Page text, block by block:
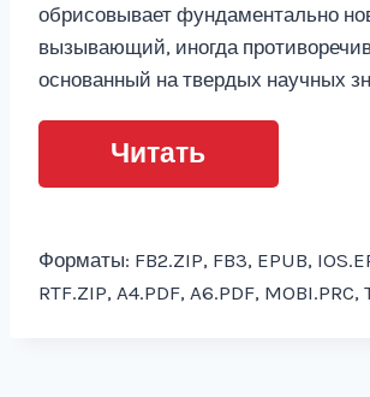
обрисовывает фундаментально
вызывающий, иногда
основанный на твердых научных
Читать
Форматы: FB2.ZIP, FB3, EPUB,
RTF.ZIP, A4.PDF, A6.PDF, MOBI.PRC,